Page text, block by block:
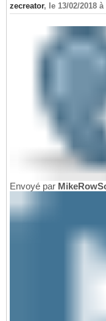
zecreator, le 13/02/2018
Envoyé par